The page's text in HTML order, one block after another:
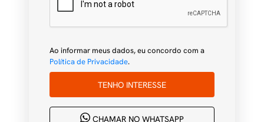
Ao informar meus dados, eu concordo com a
Política de Privacidade.
TENHO INTERESSE
CHAMAR NO WHATSAPP